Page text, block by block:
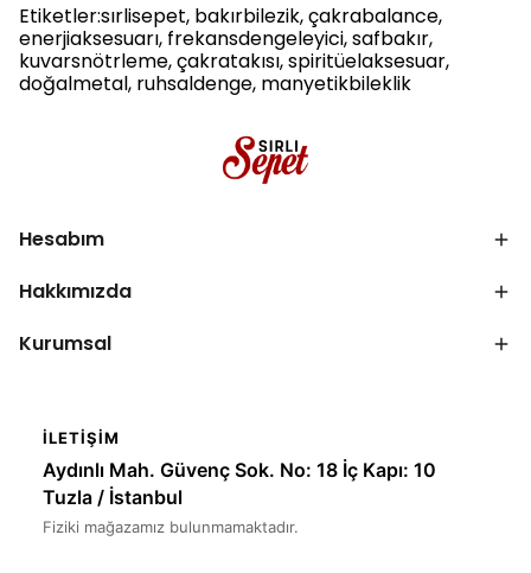
Etiketler:sırlisepet, bakırbilezik, çakrabalance,
enerjiaksesuarı, frekansdengeleyici, safbakır,
kuvarsnötrleme, çakratakısı, spiritüelaksesuar,
doğalmetal, ruhsaldenge, manyetikbileklik
Hesabım
Hakkımızda
Kurumsal
İLETIŞIM
Aydınlı Mah. Güvenç Sok. No: 18 İç Kapı: 10
Tuzla / İstanbul
Fiziki mağazamız bulunmamaktadır.